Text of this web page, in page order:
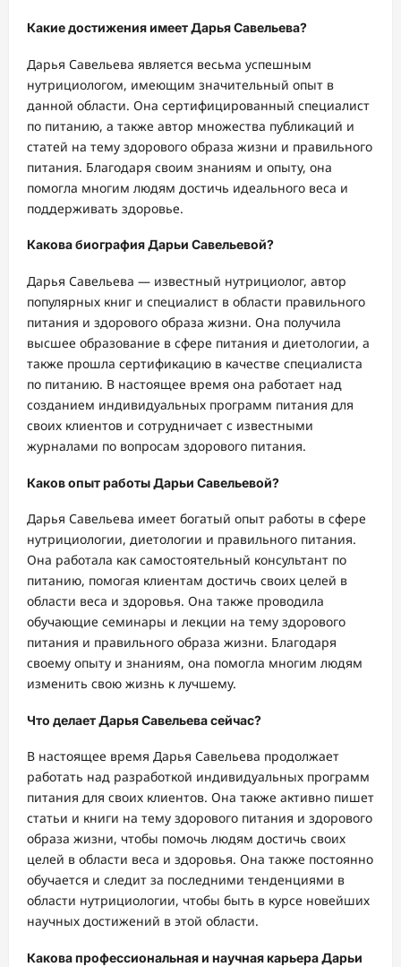
Какие достижения имеет Дарья Савельева?
Дарья Савельева является весьма успешным
нутрициологом, имеющим значительный опыт в
данной области. Она сертифицированный специалист
по питанию, а также автор множества публикаций и
статей на тему здорового образа жизни и правильного
питания. Благодаря своим знаниям и опыту, она
помогла многим людям достичь идеального веса и
поддерживать здоровье.
Какова биография Дарьи Савельевой?
Дарья Савельева — известный нутрициолог, автор
популярных книг и специалист в области правильного
питания и здорового образа жизни. Она получила
высшее образование в сфере питания и диетологии, а
также прошла сертификацию в качестве специалиста
по питанию. В настоящее время она работает над
созданием индивидуальных программ питания для
своих клиентов и сотрудничает с известными
журналами по вопросам здорового питания.
Каков опыт работы Дарьи Савельевой?
Дарья Савельева имеет богатый опыт работы в сфере
нутрициологии, диетологии и правильного питания.
Она работала как самостоятельный консультант по
питанию, помогая клиентам достичь своих целей в
области веса и здоровья. Она также проводила
обучающие семинары и лекции на тему здорового
питания и правильного образа жизни. Благодаря
своему опыту и знаниям, она помогла многим людям
изменить свою жизнь к лучшему.
Что делает Дарья Савельева сейчас?
В настоящее время Дарья Савельева продолжает
работать над разработкой индивидуальных программ
питания для своих клиентов. Она также активно пишет
статьи и книги на тему здорового питания и здорового
образа жизни, чтобы помочь людям достичь своих
целей в области веса и здоровья. Она также постоянно
обучается и следит за последними тенденциями в
области нутрициологии, чтобы быть в курсе новейших
научных достижений в этой области.
Какова профессиональная и научная карьера Дарьи